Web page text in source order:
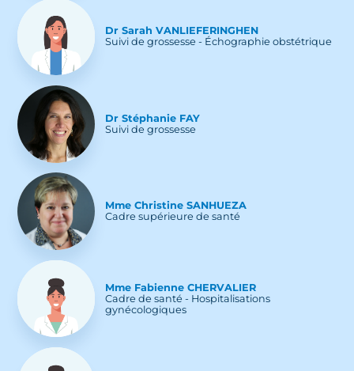
Dr Sarah VANLIEFERINGHEN
Suivi de grossesse - Échographie obstétrique
Dr Stéphanie FAY
Suivi de grossesse
Mme Christine SANHUEZA
Cadre supérieure de santé
Mme Fabienne CHERVALIER
Cadre de santé - Hospitalisations
gynécologiques